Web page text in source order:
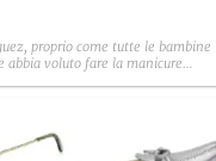
proprio come tutte le bambine
abbia voluto fare la manicure